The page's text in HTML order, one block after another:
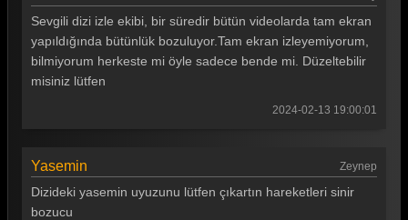
Gönül Dağı 112. Bölüm
Gönül Dağı 111. Bölüm
Gönül Dağı 110. Bölüm
Gönül Dağı 107. Bölüm
Gönül Dağı 106. Bölüm
Sevgili dizi izle ekibi, bir süredir bütün videolarda tam ekran
yapıldığında bütünlük bozuluyor.Tam ekran izleyemiyorum,
bilmiyorum herkeste mi öyle sadece bende mi. Düzeltebilir
misiniz lütfen
2024-02-13 19:00:01
Yasemin Zeynep
Dizideki yasemin uyuzunu lütfen çıkartın hareketleri sinir
bozucu